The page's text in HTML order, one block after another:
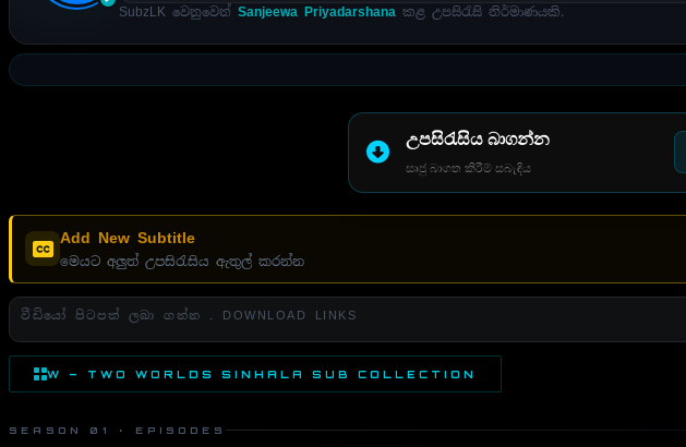
SubzLK වෙනුවෙන් Sanjeewa Priyadarshana කළ උපසිරැසි නිර්මාණයකි.
උපසිරැසිය බාගන්න
සෘජු බාගත කිරීම් සබැඳිය
Add New Subtitle
මෙයට අලුත් උපසිරැසිය ඇතුල් කරන්න
වීඩියෝ පිටපත් ලබා ගන්න . DOWNLOAD LINKS
W – TWO WORLDS SINHALA SUB COLLECTION
SEASON 01 · EPISODES